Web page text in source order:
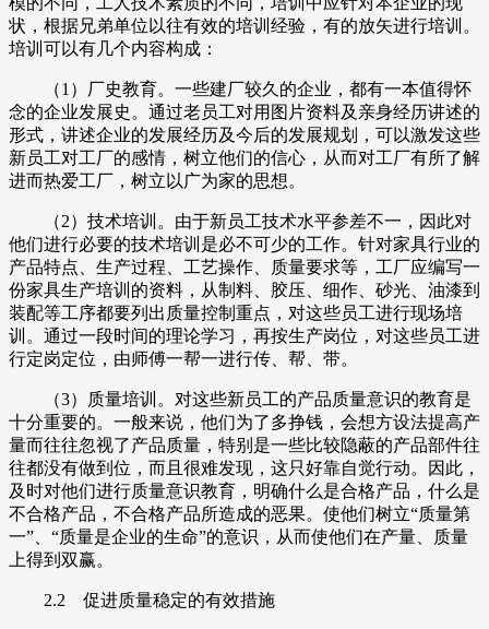
状，根据兄弟单位以往有效的培训经验，有的放矢进行培训。
培训可以有几个内容构成：
（1）厂史教育。一些建厂较久的企业，都有一本值得怀
念的企业发展史。通过老员工对用图片资料及亲身经历讲述的
形式，讲述企业的发展经历及今后的发展规划，可以激发这些
新员工对工厂的感情，树立他们的信心，从而对工厂有所了解
进而热爱工厂，树立以广为家的思想。
（2）技术培训。由于新员工技术水平参差不一，因此对
他们进行必要的技术培训是必不可少的工作。针对家具行业的
产品特点、生产过程、工艺操作、质量要求等，工厂应编写一
份家具生产培训的资料，从制料、胶压、细作、砂光、油漆到
装配等工序都要列出质量控制重点，对这些员工进行现场培
训。通过一段时间的理论学习，再按生产岗位，对这些员工进
行定岗定位，由师傅一帮一进行传、帮、带。
（3）质量培训。对这些新员工的产品质量意识的教育是
十分重要的。一般来说，他们为了多挣钱，会想方设法提高产
量而往往忽视了产品质量，特别是一些比较隐蔽的产品部件往
往都没有做到位，而且很难发现，这只好靠自觉行动。因此，
及时对他们进行质量意识教育，明确什么是合格产品，什么是
不合格产品，不合格产品所造成的恶果。使他们树立“质量第
一”、“质量是企业的生命”的意识，从而使他们在产量、质量
上得到双赢。
2.2 促进质量稳定的有效措施